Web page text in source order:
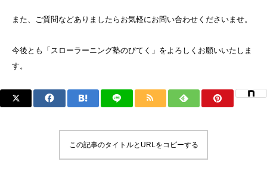
また、ご質問などありましたらお気軽にお問い合わせくださいませ。
今後とも「スローラーニング塾のびてく」をよろしくお願いいたしま
す。
この記事のタイトルとURLをコピーする